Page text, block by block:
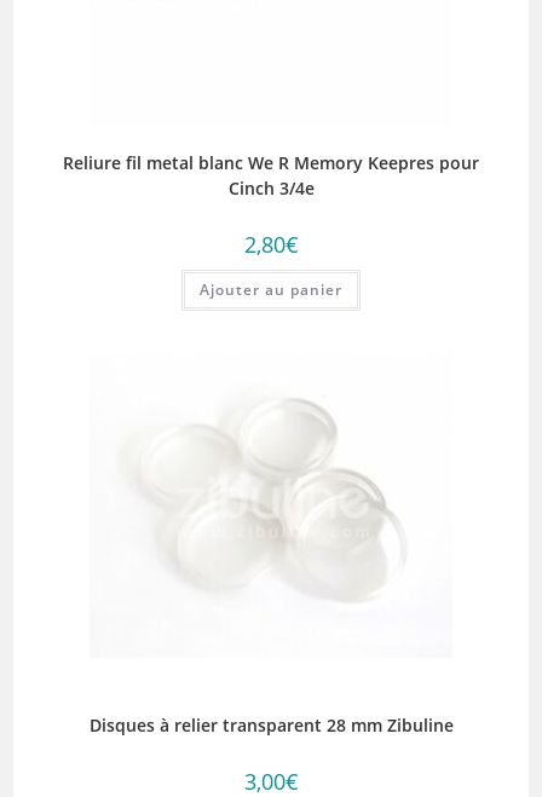
Reliure fil metal blanc We R Memory Keepres pour
Cinch 3/4e
2,80€
Ajouter au panier
Disques à relier transparent 28 mm Zibuline
3,00€